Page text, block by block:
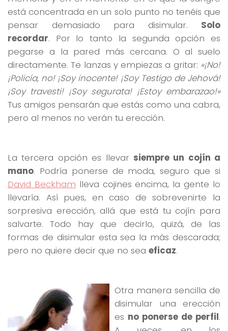
está concentrada en un solo punto no tenéis que
pensar demasiado para disimular. Solo
recordar. Por lo tanto la segunda opción es
pegarse a la pared más cercana. O al suelo
directamente. Te lanzas y empiezas a gritar: «¡No!
¡Policía, no! ¡Soy inocente! ¡Soy Testigo de Jehová!
¡Soy travesti! ¡Soy segurata! ¡Estoy embarazao!»
Tus amigos pensarán que estás como una cabra,
pero al menos no verán tu erección.
La tercera opción es llevar siempre un cojín a
mano. Podría ponerse de moda, seguro que si
David Beckham lleva cojines encima, la gente lo
llevaría. Así pues, en caso de sobrevenirte la
sorpresiva erección, allá que está tu cojín para
salvarte. Todo hay que decirlo, quizá, de las
formas de disimular esta sea la más descarada;
pero no quiere decir que no sea eficaz.
Otra manera sencilla de
disimular una erección
es no ponerse de perfil.